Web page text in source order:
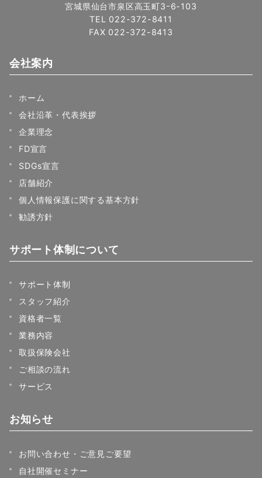
宮城県仙台市泉区高玉町3ｰ6-103
TEL 022-372-8411
FAX 022-372-8413
会社案内
ホーム
会社沿革・代表挨拶
企業理念
FD宣言
SDGs宣言
店舗紹介
個人情報保護に関する基本方針
勧誘方針
サポート体制について
サポート体制
スタッフ紹介
資格者一覧
業務内容
取扱保険会社
ご相談の流れ
サービス
お知らせ
お問い合わせ・ご意見ご要望
自社開催セミナー